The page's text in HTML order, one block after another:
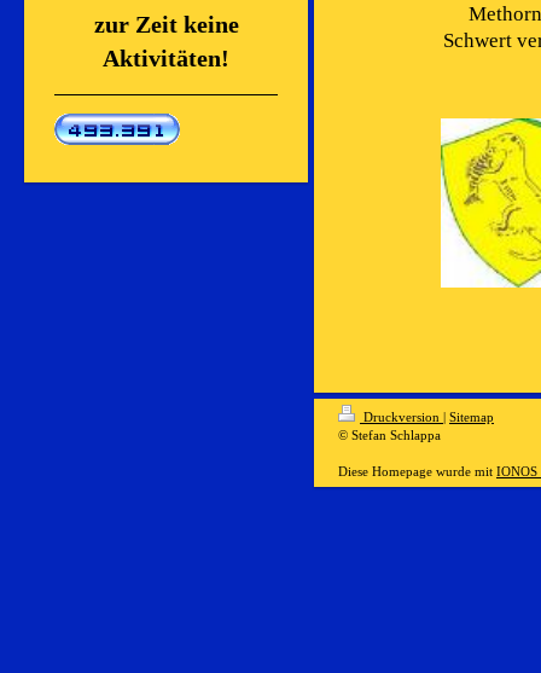
zur Zeit keine
Aktivitäten!
Schwert
Druckversion | Sitemap
© Stefan Schlappa
Diese Homepage wurde mit IONOS